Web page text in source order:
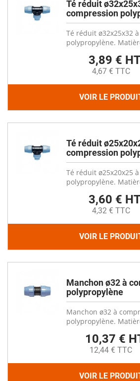
Té réduit
compression
Té réduit ø32x25x32
polypropylène.
3,89 €
4,67 € TTC
VOIR LE
Té réduit
compression
Té réduit ø25x20x25
polypropylène.
3,60 €
4,32 € TTC
VOIR LE
Manchon ø32 à
polypropylène
Manchon ø32 à
polypropylène.
10,37 €
12,44 € TTC
VOIR LE